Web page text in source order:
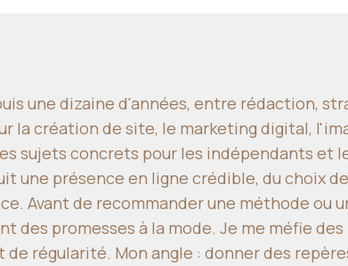
une dizaine d'années, entre rédaction,
la création de site, le marketing digital,
sujets concrets pour les indépendants et
une présence en ligne crédible, du choix
Avant de recommander une méthode ou
des promesses à la mode. Je me méfie
régularité. Mon angle : donner des